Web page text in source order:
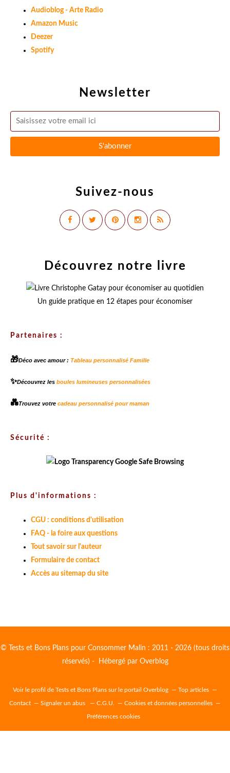
Newsletter
Suivez-nous
Audioblog - Arte Radio
Amazon Music
Deezer
Spotify
Découvrez notre livre
Un guide pratique en 12 étapes pour économiser
Partenaires :
🎁Déco avec amour : Tableau personnalisé Famille
✨Découvrez les boules lumineuses personnalisées
💑Trouvez votre cadeau personnalisé pour maman
Sécurité :
Plus d'informations :
CGU : conditions d'utilisation
FAQ - la foire aux questions
Tout savoir sur l'auteur
Formulaire de contact
Accès au sitemap du site
© Tests et Bons Plans pour Consommer Malin : 2011 - 2026 (tous droits
réservés) - Hébergé par Overblog
Voir le profil de Tests et Bons Plans sur le portail Overblog Top articles
Contact Signaler un abus C.G.U. Cookies et données personnelles
Préférences cookies